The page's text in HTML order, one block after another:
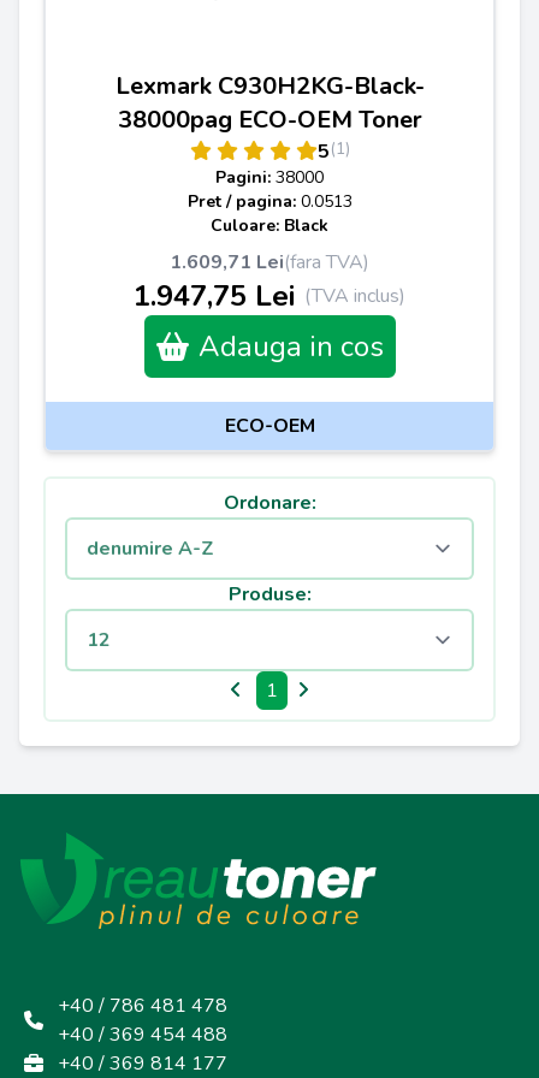
Lexmark C930H2KG-Black-
38000pag ECO-OEM Toner
5(1)
Pagini: 38000
Pret / pagina: 0.0513
Culoare: Black
1.609,71 Lei(fara TVA)
1.947,75 Lei (TVA inclus)
Adauga in cos
ECO-OEM
Ordonare:
Produse:
1
+40 / 786 481 478
+40 / 369 454 488
+40 / 369 814 177